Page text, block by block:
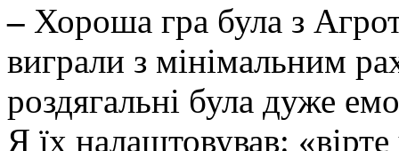
– Хороша гра була з
виграли з мінімальним
роздягальні була дуже
Я їх налаштовував: